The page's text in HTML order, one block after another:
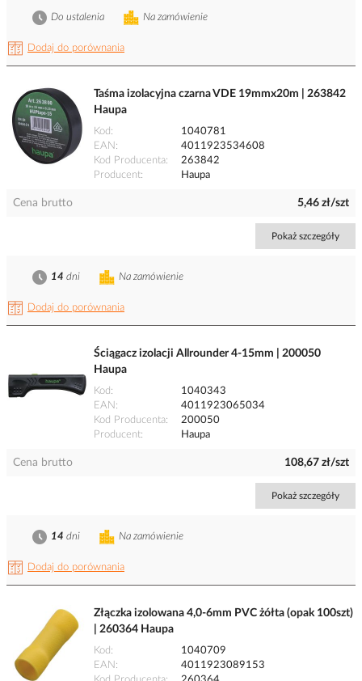
Dodaj do porównania
Na zamówienie
Do ustalenia
Taśma izolacyjna czarna VDE 19mmx20m | 263842
Haupa
Kod
1040781
EAN
4011923534608
Kod Producenta
263842
Producent
Haupa
Cena brutto 5,46 zł/szt
Pokaż szczegóły
Dodaj do porównania
Na zamówienie
14 dni
Ściągacz izolacji Allrounder 4-15mm | 200050
Haupa
Kod
1040343
EAN
4011923065034
Kod Producenta
200050
Producent
Haupa
Cena brutto 108,67 zł/szt
Pokaż szczegóły
Dodaj do porównania
Na zamówienie
14 dni
Złączka izolowana 4,0-6mm PVC żółta (opak 100szt)
| 260364 Haupa
Kod
1040709
EAN
4011923089153